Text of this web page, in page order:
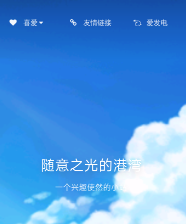
喜爱 友情链接 爱发电
随意之光的港湾
一个兴趣使然的小站